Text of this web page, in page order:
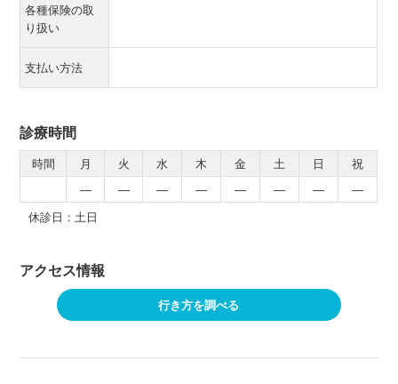
各種保険の取
り扱い
支払い方法
診療時間
時間 月 火 水 木 金 土 日
祝
―
― ― ― ― ― ―
―
休診日：土日
アクセス情報
行き方を調べる